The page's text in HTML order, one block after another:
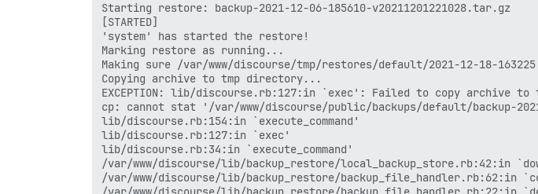
Starting restore: backup-2021-12-06-185610-v20211201221028.tar.gz
[STARTED]
'system' has started the restore!
Marking restore as running...
Making sure /var/www/discourse/tmp/restores/default/2021-12-18-
Copying archive to tmp directory...
EXCEPTION: lib/discourse.rb:127:in `exec': Failed to copy archive to
cp: cannot stat '/var/www/discourse/public/backups/default/backup-
lib/discourse.rb:154:in `execute_command'
lib/discourse.rb:127:in `exec'
lib/discourse.rb:34:in `execute_command'
/var/www/discourse/lib/backup_restore/local_backup_store.rb:42:in
/var/www/discourse/lib/backup_restore/backup_file_handler.rb:62:in